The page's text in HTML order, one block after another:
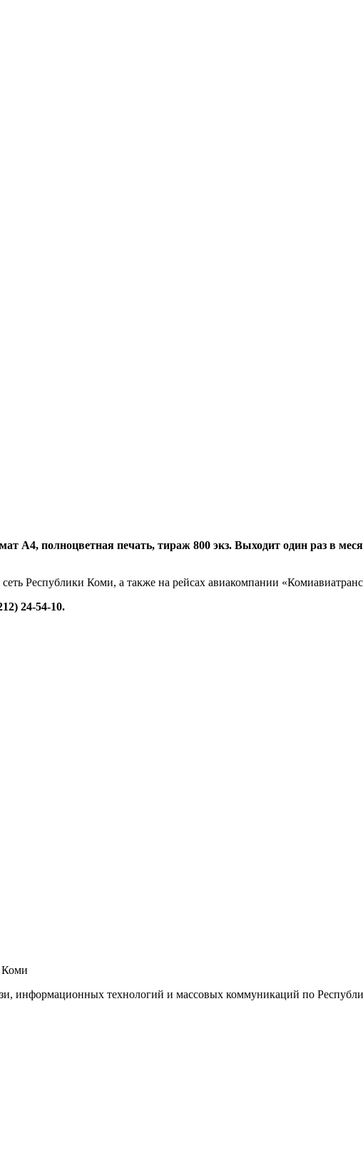
А4, полноцветная печать, тираж 800 экз. Выходит один раз в
Республики Коми, а также на рейсах авиакомпании
24-54-10.
Коми
информационных технологий и массовых коммуникаций по